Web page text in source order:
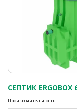
СЕПТИК
Производительность: